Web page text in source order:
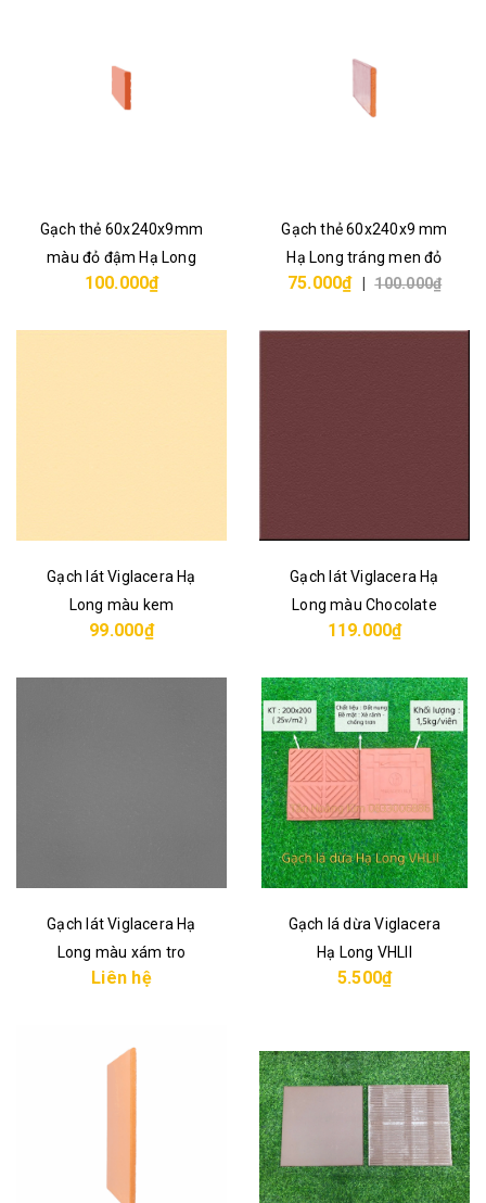
Gạch thẻ 60x240x9mm
màu đỏ đậm Hạ Long
100.000₫
Gạch thẻ 60x240x9 mm
Hạ Long tráng men đỏ
75.000₫ 100.000₫
Gạch lát Viglacera Hạ
Long màu kem
99.000₫
Gạch lát Viglacera Hạ
Long màu Chocolate
119.000₫
Gạch lát Viglacera Hạ
Long màu xám tro
Liên hệ
Gạch lá dừa Viglacera
Hạ Long VHLII
5.500₫